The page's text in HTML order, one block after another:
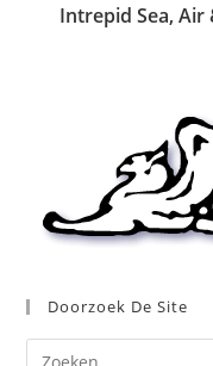
Intrepid Sea, Air
Doorzoek De Site